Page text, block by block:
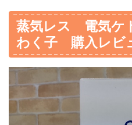
蒸気レス 電気
わく子 購入レビ